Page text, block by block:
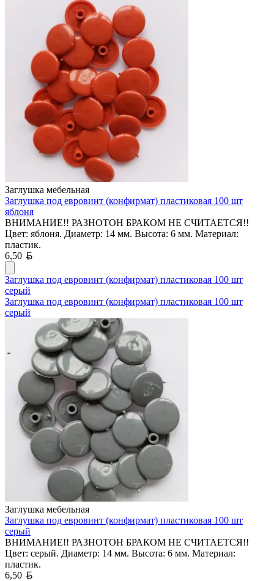
Заглушка мебельная
Заглушка под евровинт (конфирмат) пластиковая 100 шт
яблоня
ВНИМАНИЕ!! РАЗНОТОН БРАКОМ НЕ СЧИТАЕТСЯ!!
Цвет: яблоня. Диаметр: 14 мм. Высота: 6 мм. Материал:
пластик.
6,50
Заглушка под евровинт (конфирмат) пластиковая 100 шт
серый
Заглушка под евровинт (конфирмат) пластиковая 100 шт
серый
Заглушка мебельная
Заглушка под евровинт (конфирмат) пластиковая 100 шт
серый
ВНИМАНИЕ!! РАЗНОТОН БРАКОМ НЕ СЧИТАЕТСЯ!!
Цвет: серый. Диаметр: 14 мм. Высота: 6 мм. Материал:
пластик.
6,50